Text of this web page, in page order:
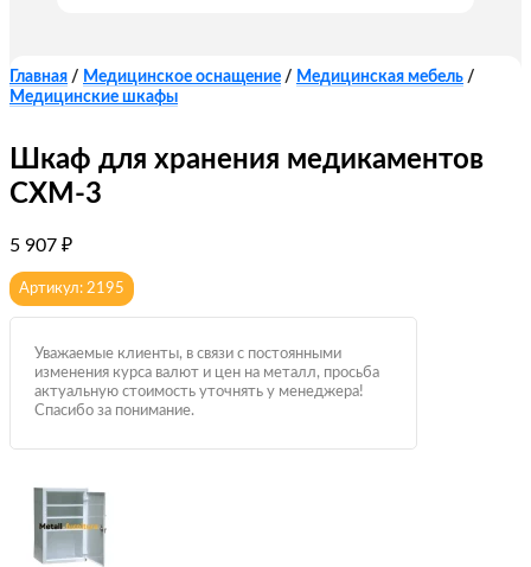
Главная / Медицинское оснащение / Медицинская мебель /
Медицинские шкафы
Шкаф для хранения медикаментов
СХМ-3
5 907 ₽
Артикул: 2195
Уважаемые клиенты, в связи с постоянными
изменения курса валют и цен на металл, просьба
актуальную стоимость уточнять у менеджера!
Спасибо за понимание.